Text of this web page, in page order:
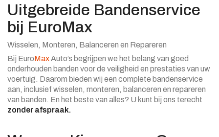
Uitgebreide Bandenservice
bij EuroMax
Wisselen, Monteren, Balanceren en Repareren
Bij EuroMaxAuto’s begrijpen we het belang van goed
onderhouden banden voor de veiligheid en prestaties van uw
voertuig. Daarom bieden wij een complete bandenservice
aan, inclusief wisselen, monteren, balanceren en repareren
van banden. En het beste van alles? U kunt bij ons terecht
zonder afspraak.